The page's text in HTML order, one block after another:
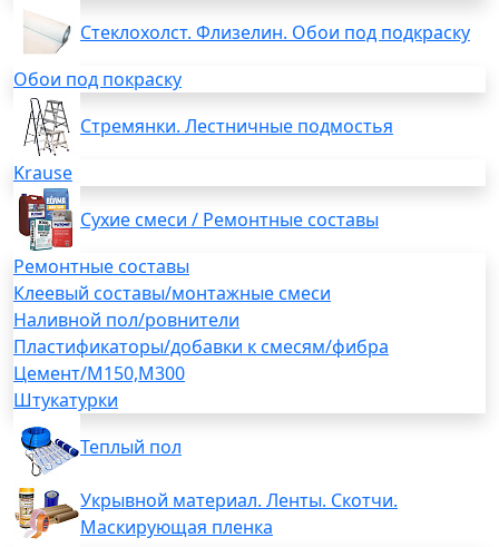
Стеклохолст. Флизелин. Обои под подкраску
Обои под покраску
Стремянки. Лестничные подмостья
Krause
Сухие смеси / Ремонтные составы
Ремонтные составы
Клеевый составы/монтажные смеси
Наливной пол/ровнители
Пластификаторы/добавки к смесям/фибра
Цемент/М150,М300
Штукатурки
Теплый пол
Укрывной материал. Ленты. Скотчи.
Маскирующая пленка